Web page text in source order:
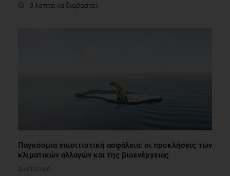
3 λεπτά να διαβαστεί
Παγκόσμια επισιτιστική ασφάλεια: οι προκλήσεις των
κλιματικών αλλαγών και της βιοενέργειας
Διατροφή